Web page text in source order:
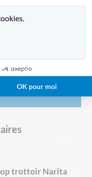
OK pour moi
trottoir Narita